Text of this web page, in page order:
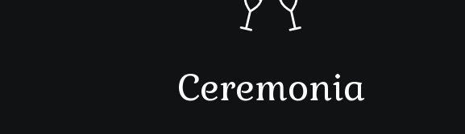
Ceremonia